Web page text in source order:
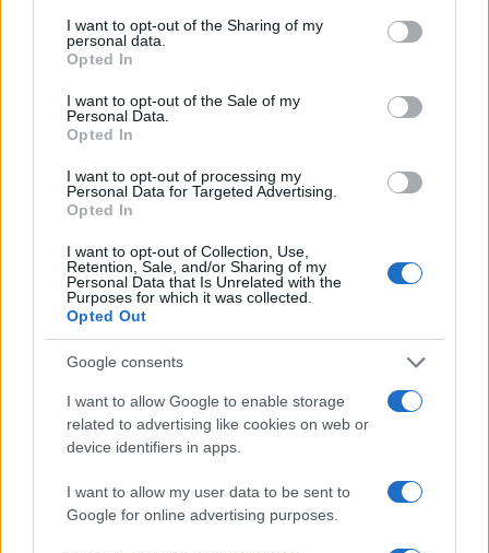
not limited to your visit or usage behaviour. You may click to
grant or deny consent to Google and its third-party tags to
use your data for below specified purposes in below Google
consent section.
I want to opt-out of the Sharing of my
personal data.
Opted In
I want to opt-out of the Sale of my
Personal Data.
Opted In
I want to opt-out of processing my
Personal Data for Targeted Advertising.
Opted In
I want to opt-out of Collection, Use,
Retention, Sale, and/or Sharing of my
Personal Data that Is Unrelated with the
Purposes for which it was collected.
Opted Out
Google consents
I want to allow Google to enable storage
related to advertising like cookies on web or
device identifiers in apps.
I want to allow my user data to be sent to
Google for online advertising purposes.
sovraštva, nasilja ali nestrpnosti. Komentarji z žaljivimi,
rasističnimi, diskriminatornimi ali nezakonitimi vsebinami bodo
odstranjeni. Pravila komentiranja →
Failed to fetch
Kategorije: Novice Novice
Ključne besede: Slovenj Gradec
MOSG
tretja osnovna šola slovenj gradec